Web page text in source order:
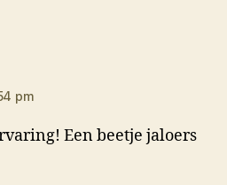
pm
Een beetje jaloers